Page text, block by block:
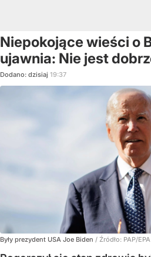
Niepokojące wieści o
ujawnia: Nie jest
Dodano: dzisiaj 19:37
Były prezydent USA Joe Biden / Źródło: PAP/EPA